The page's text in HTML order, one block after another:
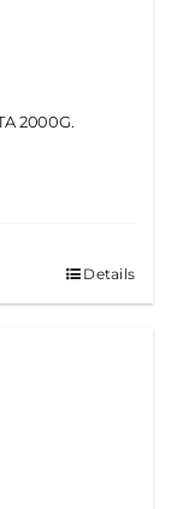
2000G.
Details